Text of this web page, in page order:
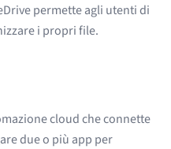
permette agli utenti di
i propri file.
cloud che connette
due o più app per